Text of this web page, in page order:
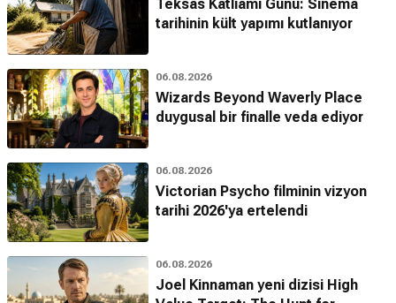
Teksas Katliamı Günü: Sinema
tarihinin kült yapımı kutlanıyor
06.08.2026
Wizards Beyond Waverly Place
duygusal bir finalle veda ediyor
06.08.2026
Victorian Psycho filminin vizyon
tarihi 2026'ya ertelendi
06.08.2026
Joel Kinnaman yeni dizisi High